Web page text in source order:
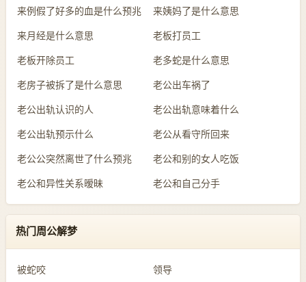
来例假了好多的血是什么预兆 来姨妈了是什么意思
来月经是什么意思 老板打员工
老板开除员工 老多蛇是什么意思
老房子被拆了是什么意思 老公出车祸了
老公出轨认识的人 老公出轨意味着什么
老公出轨预示什么 老公从看守所回来
老公公突然离世了什么预兆 老公和别的女人吃饭
老公和异性关系暧昧 老公和自己分手
热门周公解梦
被蛇咬 领导